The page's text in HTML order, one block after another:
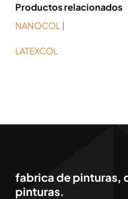
Productos relacionados
NANOCOL |
LATEXCOL
fabrica de pinturas,
pinturas.